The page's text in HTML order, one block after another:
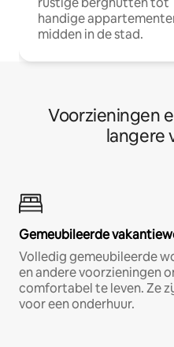
handige
midden in de stad.
Voorzieningen
langere
Gemeubileerde
Volledig gemeubileerde
en andere voorzieningen
comfortabel te leven. Ze
voor een onderhuur.